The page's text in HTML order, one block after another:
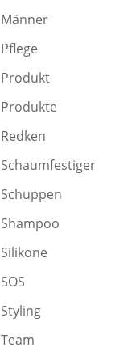
Männer
Pflege
Produkt
Produkte
Redken
Schaumfestiger
Schuppen
Shampoo
Silikone
SOS
Styling
Team